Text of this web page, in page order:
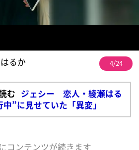
るか 4/24
む ジェシー 恋人・綾瀬はる
”に見せていた「異変」
コンテンツが続きます